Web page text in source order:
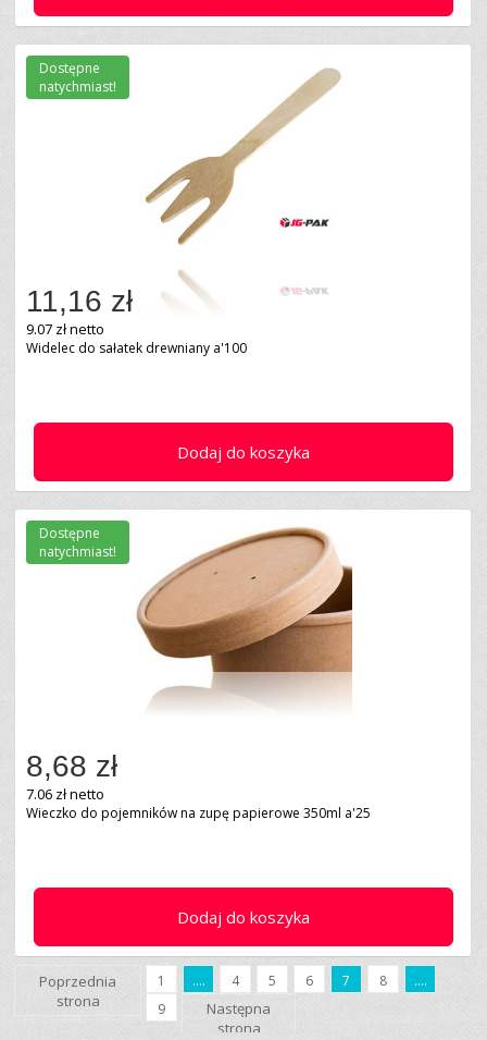
Dodaj do koszyka
11,16 zł
9.07 zł netto
Widelec do sałatek drewniany a'100
Dostępne
natychmiast!
Dodaj do koszyka
8,68 zł
7.06 zł netto
Wieczko do pojemników na zupę papierowe 350ml a'25
Dostępne
natychmiast!
Poprzednia
strona
1 .... 4 5 6 7 8
....
9
Następna
strona